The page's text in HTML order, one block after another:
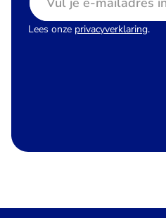
Lees onze privacyverklaring.